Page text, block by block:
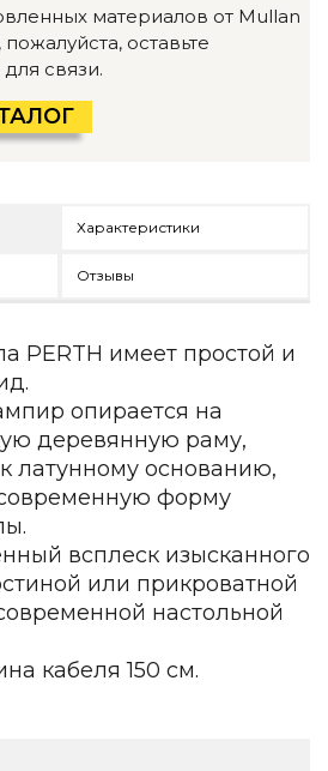
и комплектация по вашему
и комплектация по вашему
инженерия
и комплектация по вашему
материалов от Mullan
оставьте
связи.
Характеристики
Отзывы
PERTH имеет простой и
опирается на
деревянную раму,
латунному основанию,
форму
всплеск изысканного
или прикроватной
настольной
кабеля 150 см.